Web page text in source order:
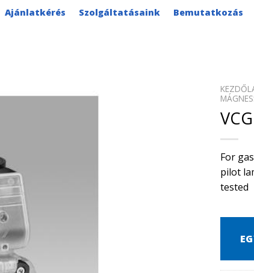
Ajánlatkérés Szolgáltatásaink Bemutatkozás
For
pilot
tested